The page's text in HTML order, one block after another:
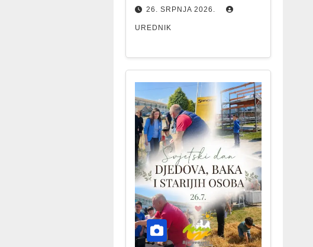
26. SRPNJA 2026.
UREDNIK